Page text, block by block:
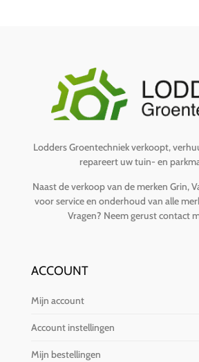
Lodders Groentechniek verkoopt,
repareert uw tuin- en
Naast de verkoop van de merken Grin,
voor service en onderhoud van alle
Vragen? Neem gerust contact
ACCOUNT
Mijn account
Account instellingen
Mijn bestellingen